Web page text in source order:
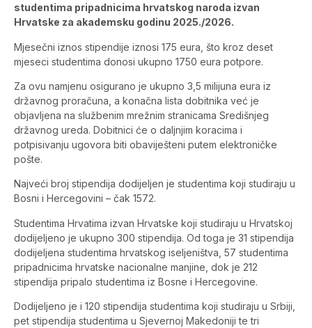
studentima pripadnicima hrvatskog naroda izvan
Hrvatske za akademsku godinu 2025./2026.
Mjesečni iznos stipendije iznosi 175 eura, što kroz deset
mjeseci studentima donosi ukupno 1750 eura potpore.
Za ovu namjenu osigurano je ukupno 3,5 milijuna eura iz
državnog proračuna, a konačna lista dobitnika već je
objavljena na službenim mrežnim stranicama Središnjeg
državnog ureda. Dobitnici će o daljnjim koracima i
potpisivanju ugovora biti obaviješteni putem elektroničke
pošte.
Najveći broj stipendija dodijeljen je studentima koji studiraju u
Bosni i Hercegovini – čak 1572.
Studentima Hrvatima izvan Hrvatske koji studiraju u Hrvatskoj
dodijeljeno je ukupno 300 stipendija. Od toga je 31 stipendija
dodijeljena studentima hrvatskog iseljeništva, 57 studentima
pripadnicima hrvatske nacionalne manjine, dok je 212
stipendija pripalo studentima iz Bosne i Hercegovine.
Dodijeljeno je i 120 stipendija studentima koji studiraju u Srbiji,
pet stipendija studentima u Sjevernoj Makedoniji te tri